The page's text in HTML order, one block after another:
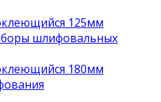
125мм
шлифовальных
180мм